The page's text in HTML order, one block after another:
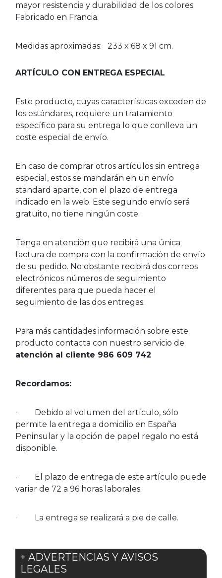
mayor resistencia y durabilidad de los colores.
Fabricado en Francia.
Medidas aproximadas: 233 x 68 x 91 cm.
ARTÍCULO CON ENTREGA ESPECIAL
Este producto, cuyas características exceden de
los estándares, requiere un tratamiento
específico para su entrega lo que conlleva un
coste especial de envío.
En caso de comprar otros artículos sin entrega
especial, estos se mandarán en un envío
standard aparte, con el plazo de entrega
indicado en la web. Este segundo envío será
gratuito, no tiene ningún coste.
Tenga en atención que recibirá una única
factura de compra con la confirmación de envío
de su pedido. No obstante recibirá dos correos
electrónicos números de seguimiento
diferentes para que pueda hacer el
seguimiento de las dos entregas.
Para más cantidades información sobre este
producto contacta con nuestro servicio de
atención al cliente 986 609 742
Recordamos:
· Debido al volumen del artículo, sólo
permite la entrega a domicilio en España
Peninsular y la opción de papel regalo no está
disponible.
· El plazo de entrega de este artículo puede
variar de 72 a 96 horas laborales.
· La entrega se realizará a pie de calle.
+ ADVERTENCIAS Y AVISOS
LEGALES